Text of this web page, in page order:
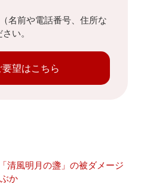
名前や電話番号、住所な
い。
望はこちら
清風明月の盞」の被ダメージ
か